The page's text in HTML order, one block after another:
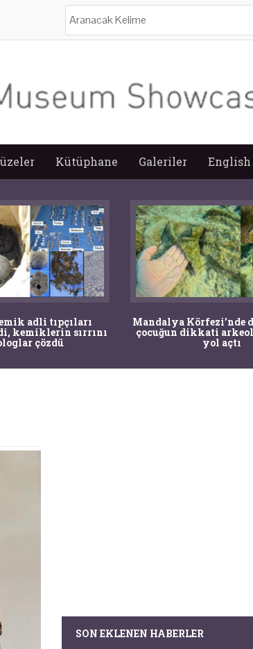
Kütüphane Galeriler English
adli tıpçıları
kemiklerin sırrını
çözdü
Mandalya Körfezi’nde
çocuğun dikkati
yol açtı
SON EKLENEN HABERLER